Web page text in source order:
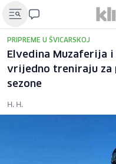
PRIPREME U ŠVICARSKOJ
Elvedina Muzaferija
vrijedno treniraju za
sezone
H. H.